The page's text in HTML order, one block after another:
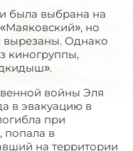
была выбрана на
но
вырезаны. Однако
киногруппы,
войны Эля
в эвакуацию в
при
попала в
на территории